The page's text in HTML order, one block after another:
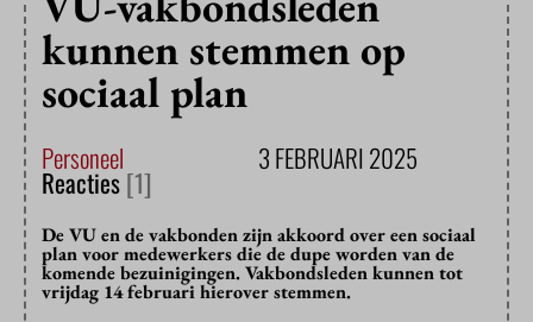
kunnen stemmen op
sociaal plan
Personeel 3 FEBRUARI 2025
Reacties[1]
De VU en de vakbonden zijn akkoord over een sociaal
plan voor medewerkers die de dupe worden van de
komende bezuinigingen. Vakbondsleden kunnen tot
vrijdag 14 februari hierover stemmen.